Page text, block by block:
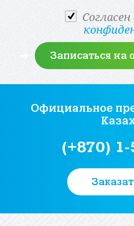
Cогласен
Официальное
(+870)